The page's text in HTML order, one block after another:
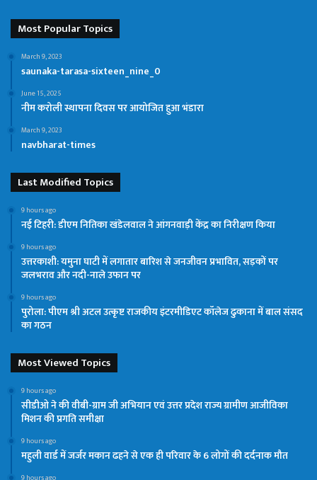
Most Popular Topics
March 9, 2023
saunaka-tarasa-sixteen_nine_0
June 15, 2025
नीम करोली स्थापना दिवस पर आयोजित हुआ भंडारा
March 9, 2023
navbharat-times
Last Modified Topics
9 hours ago
नई टिहरी: डीएम नितिका खंडेलवाल ने आंगनवाड़ी केंद्र का निरीक्षण किया
9 hours ago
उत्तरकाशी: यमुना घाटी में लगातार बारिश से जनजीवन प्रभावित, सड़कों पर
जलभराव और नदी-नाले उफान पर
9 hours ago
पुरोला: पीएम श्री अटल उत्कृष्ट राजकीय इंटरमीडिएट कॉलेज ढुकाना में बाल संसद
का गठन
Most Viewed Topics
9 hours ago
सीडीओ ने की वीबी-ग्राम जी अभियान एवं उत्तर प्रदेश राज्य ग्रामीण आजीविका
मिशन की प्रगति समीक्षा
9 hours ago
महुली वार्ड में जर्जर मकान ढहने से एक ही परिवार के 6 लोगों की दर्दनाक मौत
9 hours ago